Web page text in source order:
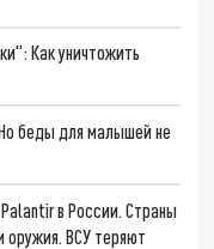
Как уничтожить
беды для малышей не
в России. Страны
оружия. ВСУ теряют